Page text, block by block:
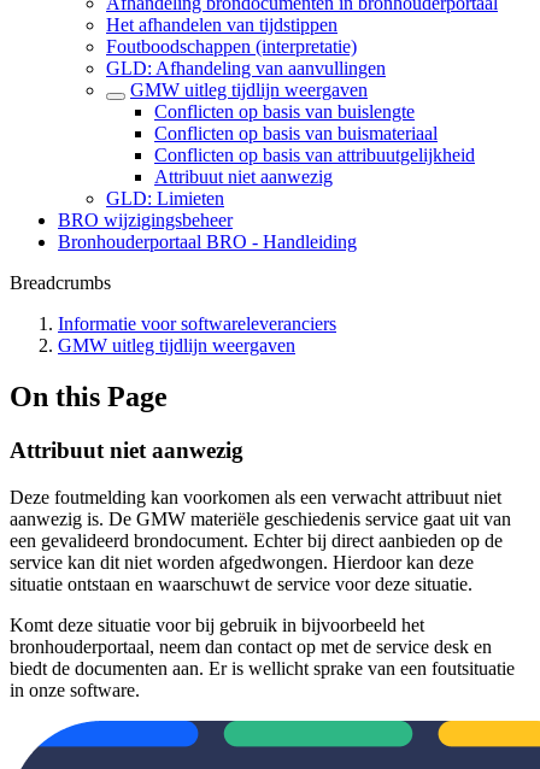
Het afhandelen van tijdstippen
Foutboodschappen (interpretatie)
GLD: Afhandeling van aanvullingen
GMW uitleg tijdlijn weergaven
Conflicten op basis van buislengte
Conflicten op basis van buismateriaal
Conflicten op basis van attribuutgelijkheid
Attribuut niet aanwezig
GLD: Limieten
BRO wijzigingsbeheer
Bronhouderportaal BRO - Handleiding
Breadcrumbs
Informatie voor softwareleveranciers
GMW uitleg tijdlijn weergaven
On this Page
Attribuut niet aanwezig
Deze foutmelding kan voorkomen als een verwacht attribuut niet
aanwezig is. De GMW materiële geschiedenis service gaat uit van
een gevalideerd brondocument. Echter bij direct aanbieden op de
service kan dit niet worden afgedwongen. Hierdoor kan deze
situatie ontstaan en waarschuwt de service voor deze situatie.
Komt deze situatie voor bij gebruik in bijvoorbeeld het
bronhouderportaal, neem dan contact op met de service desk en
biedt de documenten aan. Er is wellicht sprake van een foutsituatie
in onze software.